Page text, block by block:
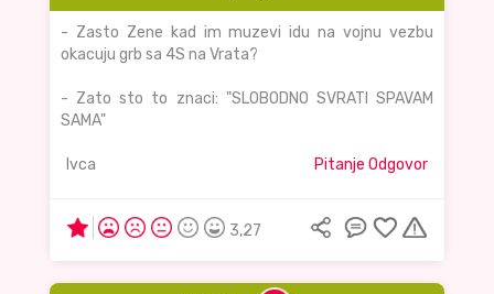
- Zasto Zene kad im muzevi idu na vojnu vezbu
okacuju grb sa 4S na Vrata?
- Zato sto to znaci: "SLOBODNO SVRATI SPAVAM
SAMA"
Ivca Pitanje Odgovor
3,27